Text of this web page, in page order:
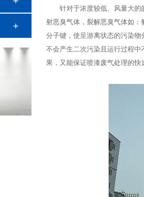
针对于浓度较低、风量大的
射恶臭气体，裂解恶臭气体如：
分子键，使呈游离状态的污染物
不会产生二次污染且运行过程
果，又能保证喷漆废气处理的快